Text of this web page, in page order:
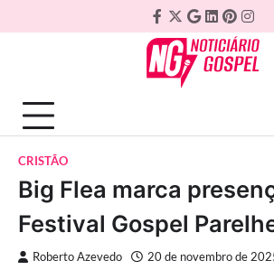
to
Facebook
Twitter
Google
Plus
Linkedin
CRISTÃO
Big Flea marca
Festival Gospel
Roberto Azevedo 20 de novembro de